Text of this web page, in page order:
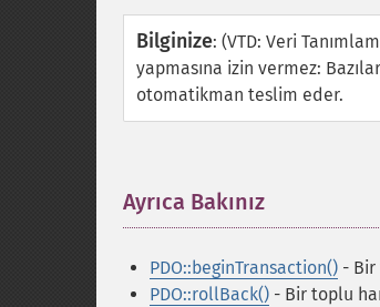
Bilginize: (VTD: Veri
yapmasına izin vermez:
otomatikman teslim eder.
Ayrıca Bakınız
PDO::beginTransaction() -
PDO::rollBack() - Bir toplu